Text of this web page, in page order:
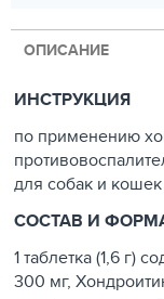
ОПИСАНИЕ
ИНСТРУКЦИЯ
по применению
для собак и кошек
СОСТАВ И
1 таблетка (1,6 г)
300 мг,